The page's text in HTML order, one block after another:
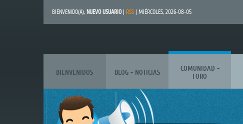
BIENVENIDO(A), NUEVO USUARIO| RSS | MIÉRCOLES, 2026-08-05
BIENVENIDOS BLOG - NOTICIAS
COMUNIDAD -
FORO